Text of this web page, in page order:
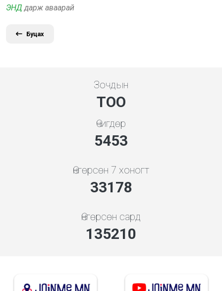
ЭНД дарж аваарай
Буцах
Зочдын
ТОО
Өчигдөр
5843
Өнгөрсөн 7 хоногт
35548
Өнгөрсөн сард
144868